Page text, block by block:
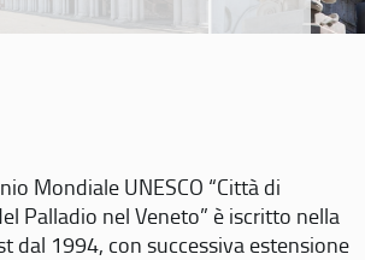
Mondiale UNESCO “Città di
Palladio nel Veneto” è iscritto nella
dal 1994, con successiva estensione